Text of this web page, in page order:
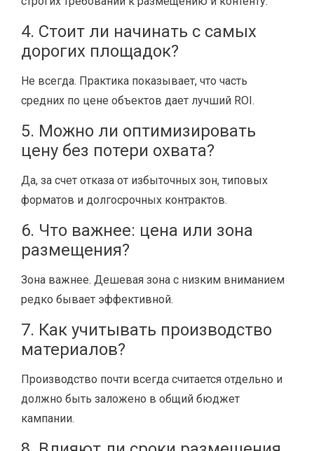
4. Стоит ли начинать с самых
дорогих площадок?
Не всегда. Практика показывает, что часть
средних по цене объектов дает лучший ROI.
5. Можно ли оптимизировать
цену без потери охвата?
Да, за счет отказа от избыточных зон, типовых
форматов и долгосрочных контрактов.
6. Что важнее: цена или зона
размещения?
Зона важнее. Дешевая зона с низким вниманием
редко бывает эффективной.
7. Как учитывать производство
материалов?
Производство почти всегда считается отдельно и
должно быть заложено в общий бюджет
кампании.